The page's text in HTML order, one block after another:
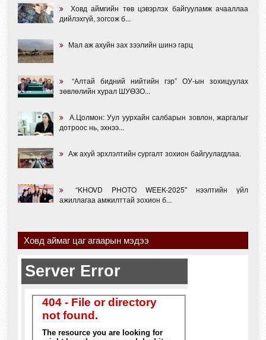
Ховд аймгийн төв цэвэрлэх байгууламж ачааллаа
дийлэхгүй, зогсож б...
Мал аж ахуйн зах зээлийн шинэ гарц
“Алтай бидний нийтийн гэр” ОУ-ын зохицуулах
зөвлөлийн хурал ШУӨЗО...
А.Цолмон: Уул уурхайн салбарын зовлон, жаргалыг
дотроос нь, эхнээ...
Аж ахуй эрхлэлтийн сургалт зохион байгуулагдлаа.
“KHOVD PHOTO WEEK-2025" нээлтийн үйл
ажиллагаа амжилттай зохион б...
Ховд аймаг цаг агаарын мэдээ